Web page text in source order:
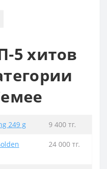
5 хитов
249 g 9 400 тг.
24 000 тг.